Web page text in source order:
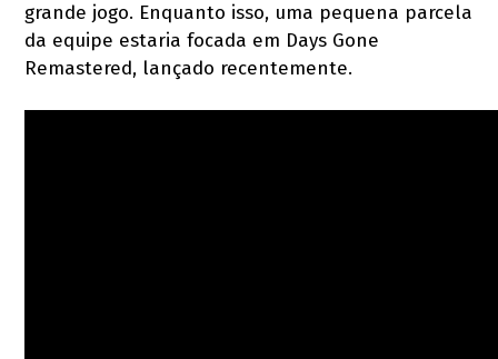
grande jogo. Enquanto isso, uma pequena parcela
da equipe estaria focada em Days Gone
Remastered, lançado recentemente.